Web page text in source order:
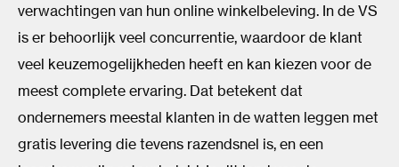
verwachtingen van hun online winkelbeleving. In de VS
is er behoorlijk veel concurrentie, waardoor de klant
veel keuzemogelijkheden heeft en kan kiezen voor de
meest complete ervaring. Dat betekent dat
ondernemers meestal klanten in de watten leggen met
gratis levering die tevens razendsnel is, en een